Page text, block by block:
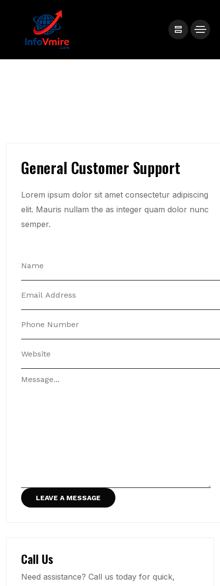
General Customer Support
Lorem ipsum dolor sit amet consectetur adipiscing
elit. Mauris nullam the as integer quam dolor nunc
semper.
Call Us
Need assistance? Call us today for quick,